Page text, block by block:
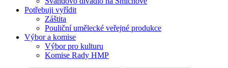
Potřebuji vyřídit
Záštita
Pouliční umělecké veřejné produkce
Výbor a komise
Výbor pro kulturu
Komise Rady HMP